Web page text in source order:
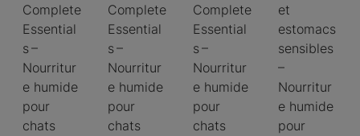
Complete
Essential
s –
Nourritur
e humide
pour
chats
Complete
Essential
s –
Nourritur
e humide
pour
chats
Complete
Essential
s –
Nourritur
e humide
pour
chats
et
estomacs
sensibles
–
Nourritur
e humide
pour